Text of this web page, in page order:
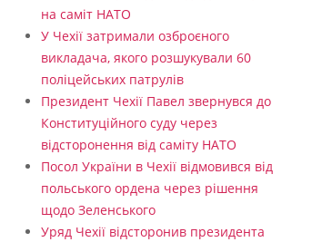
на саміт НАТО
У Чехії затримали озброєного
викладача, якого розшукували 60
поліцейських патрулів
Президент Чехії Павел звернувся до
Конституційного суду через
відсторонення від саміту НАТО
Посол України в Чехії відмовився від
польського ордена через рішення
щодо Зеленського
Уряд Чехії відсторонив президента